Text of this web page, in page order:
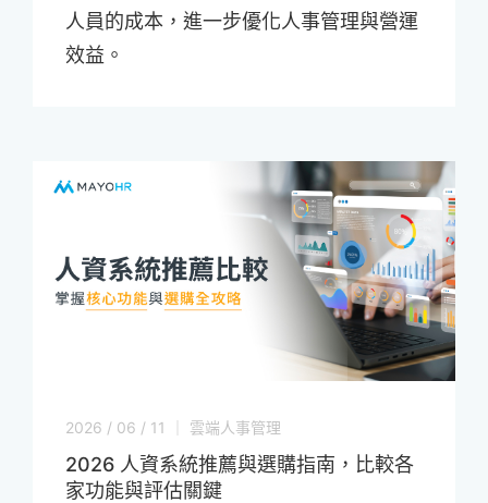
人員的成本，進一步優化人事管理與營運
效益。
2026 / 06 / 11 ｜ 雲端人事管理
2026 人資系統推薦與選購指南，比較各
家功能與評估關鍵